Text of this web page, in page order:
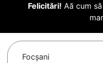
Felicitări! Aă cum
Focşani